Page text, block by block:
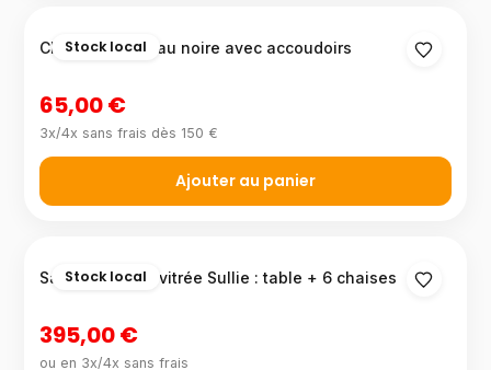
Stock local
Chaise de bureau noire avec accoudoirs
65,00 €
3x/4x sans frais dès 150 €
Ajouter au panier
Stock local
Salle à manger vitrée Sullie : table + 6 chaises
395,00 €
ou en 3x/4x sans frais